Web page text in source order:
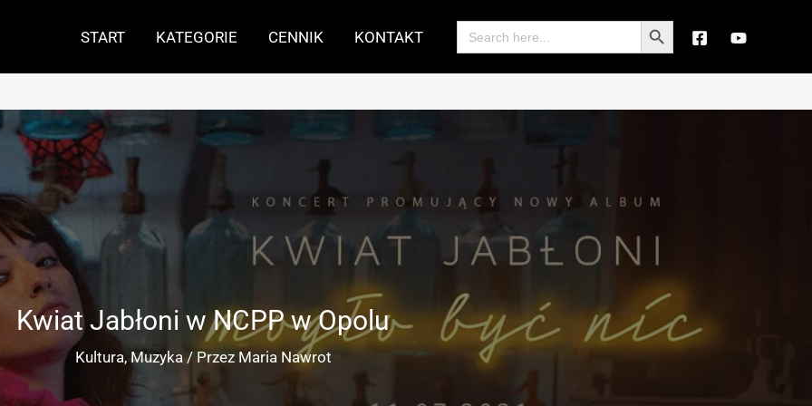
START KATEGORIE CENNIK KONTAKT
Search
for:
Search Button
Kwiat Jabłoni w NCPP w Opolu
Kultura,Muzyka/ Przez Maria Nawrot